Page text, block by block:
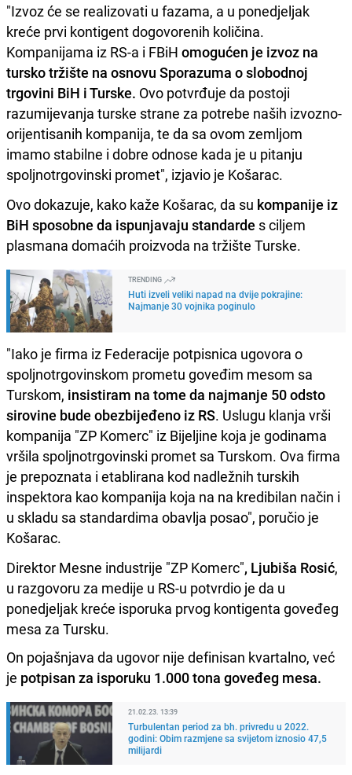
"Izvoz će se realizovati u fazama, a u ponedjeljak
kreće prvi kontigent dogovorenih količina.
Kompanijama iz RS-a i FBiH omogućen je izvoz na
tursko tržište na osnovu Sporazuma o slobodnoj
trgovini BiH i Turske. Ovo potvrđuje da postoji
razumijevanja turske strane za potrebe naših izvozno-
orijentisanih kompanija, te da sa ovom zemljom
imamo stabilne i dobre odnose kada je u pitanju
spoljnotrgovinski promet", izjavio je Košarac.
Ovo dokazuje, kako kaže Košarac, da su kompanije iz
BiH sposobne da ispunjavaju standarde s ciljem
plasmana domaćih proizvoda na tržište Turske.
TRENDING
Huti izveli veliki napad na dvije pokrajine:
Najmanje 30 vojnika poginulo
"Iako je firma iz Federacije potpisnica ugovora o
spoljnotrgovinskom prometu goveđim mesom sa
Turskom, insistiram na tome da najmanje 50 odsto
sirovine bude obezbijeđeno iz RS. Uslugu klanja vrši
kompanija "ZP Komerc" iz Bijeljine koja je godinama
vršila spoljnotrgovinski promet sa Turskom. Ova firma
je prepoznata i etablirana kod nadležnih turskih
inspektora kao kompanija koja na na kredibilan način i
u skladu sa standardima obavlja posao", poručio je
Košarac.
Direktor Mesne industrije "ZP Komerc", Ljubiša Rosić,
u razgovoru za medije u RS-u potvrdio je da u
ponedjeljak kreće isporuka prvog kontigenta goveđeg
mesa za Tursku.
On pojašnjava da ugovor nije definisan kvartalno, već
je potpisan za isporuku 1.000 tona goveđeg mesa.
21.02.23. 13:39
Turbulentan period za bh. privredu u 2022.
godini: Obim razmjene sa svijetom iznosio 47,5
milijardi